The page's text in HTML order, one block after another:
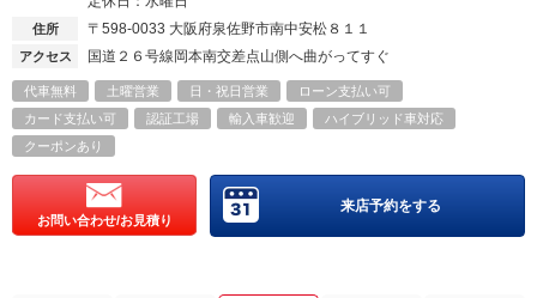
住所 〒598-0033 大阪府泉佐野市南中安松８１１
アクセス 国道２６号線岡本南交差点山側へ曲がってすぐ
代車無料 土曜営業 日・祝日営業
ローン支払い可
カード支払い可
認証工場 輸入車歓迎
ハイブリッド車対応
クーポンあり
お問い合わせ/お見積り
来店予約をする